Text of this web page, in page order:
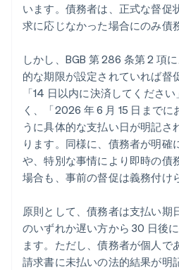
います。債務者は、正式な督促
求に応じなかった場合にのみ債
しかし、BGB 第 286 条第 2 項
的な期限が設定されていれば督
「14 日以内に決済してくださ
く、「2026 年 6 月 15 日まで
うに具体的な支払い日が明記さ
ります。同様に、債務者が明確
や、特別な事情により即時の債
場合も、事前の督促は義務付け
原則として、債務者は支払い期
のいずれか遅い方から 30 日後
ます。ただし、債務者が個人で
請求書に未払いの法的結果が明